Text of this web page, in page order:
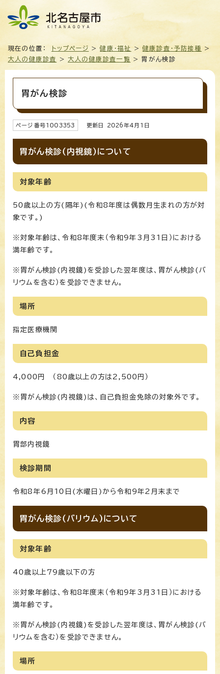
現在の位置： トップページ >健康・福祉 >健康診査・予防接種
>
大人の健康診査
>大人の健康診査一覧 > 胃がん検診
胃がん検診
ページ番号1003353 更新日 2026年4月1日
胃がん検診(内視鏡)について
対象年齢
50歳以上の方(隔年)(令和8年度は偶数月生まれの方が対
象です。)
※対象年齢は、令和8年度末（令和9年3月31日）における
満年齢です。
※胃がん検診(内視鏡)を受診した翌年度は、胃がん検診(バ
リウムを含む）を受診できません。
場所
指定医療機関
自己負担金
4,000円 （80歳以上の方は2,500円）
※胃がん検診(内視鏡)は、自己負担金免除の対象外です。
内容
胃部内視鏡
検診期間
令和8年6月10日(水曜日)から令和9年2月末まで
胃がん検診(バリウム)について
対象年齢
40歳以上79歳以下の方
※対象年齢は、令和8年度末（令和9年3月31日）における
満年齢です。
※胃がん検診(内視鏡)を受診した翌年度は、胃がん検診(バ
リウムを含む）を受診できません。
場所